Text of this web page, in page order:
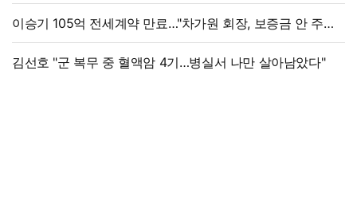
이승기 105억 전세계약 만료…"차가원 회장, 보증금 안 주면
법적 조치"
김선호 "군 복무 중 혈액암 4기…병실서 나만 살아남았다"